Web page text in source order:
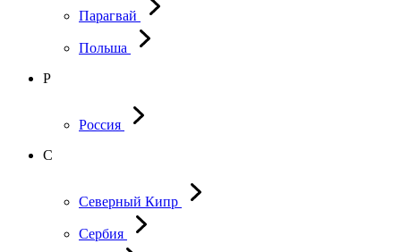
Парагвай
Польша
Р
Россия
С
Северный Кипр
Сербия